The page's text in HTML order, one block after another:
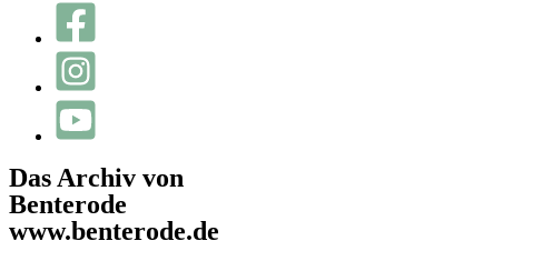
Das Archiv von
Benterode
www.benterode.de